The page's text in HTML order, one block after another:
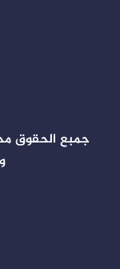
جمبع الحقوق